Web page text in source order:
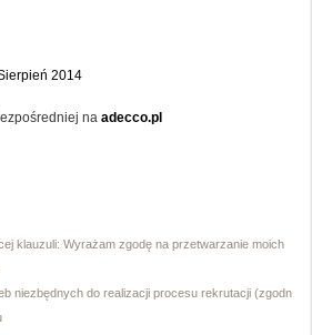
2014
na adecco.pl
klauzuli: Wyrażam zgodę na przetwarzanie moich
niezbędnych do realizacji procesu rekrutacji (zgodn